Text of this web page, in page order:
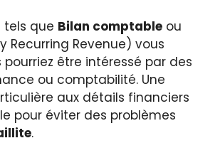
tels que Bilan comptable ou
Recurring Revenue) vous
pourriez être intéressé par des
ou comptabilité. Une
aux détails financiers
pour éviter des problèmes
.